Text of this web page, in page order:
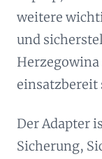
weitere
und
einsatzbereit
Der Adapter
Sicherung,